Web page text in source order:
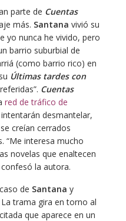
parte de Cuentas
más. Santana vivió su
yo nunca he vivido, pero
barrio suburbial de
(como barrio rico) en
Últimas tardes con
Cuentas
red de tráfico de
desmantelar,
creían cerrados
“Me interesa mucho
novelas que enaltecen
la autora.
de Santana y
trama gira en torno al
que aparece en un